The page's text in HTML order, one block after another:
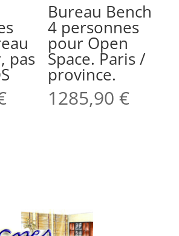
pas
Bureau Bench
4 personnes
pour Open
Space. Paris /
province.
1285,90€